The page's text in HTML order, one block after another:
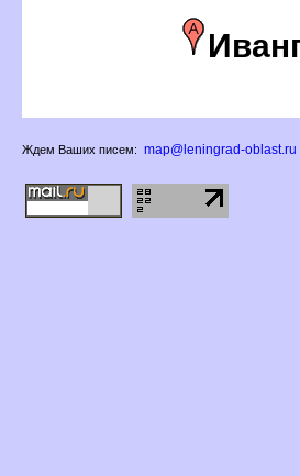
Ждем Ваших писем: map@leningrad-oblast.ru